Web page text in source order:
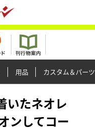
用品 カスタム＆パーツ
いたネオレ
ンしてコー